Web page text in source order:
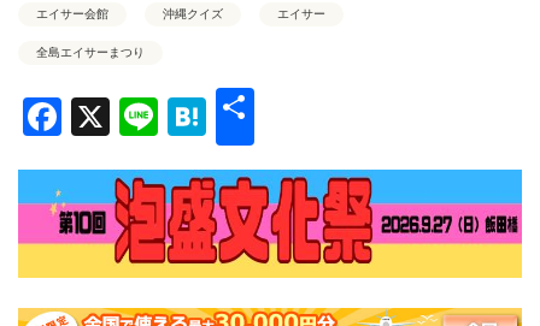
エイサー会館 沖縄クイズ エイサー
全島エイサーまつり
Facebook
X LineHatena